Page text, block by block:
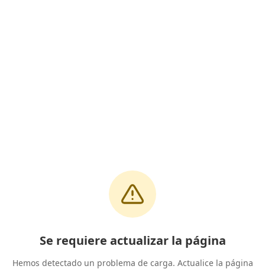
Se requiere actualizar la página
Hemos detectado un problema de carga. Actualice la página